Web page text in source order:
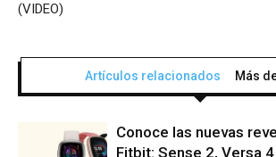
(VIDEO)
Artículos relacionados Más
Conoce las nuevas
Fitbit: Sense 2, Versa